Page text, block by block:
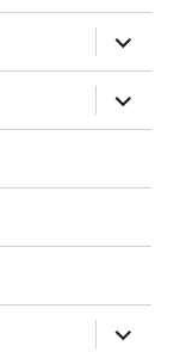
раскрыть
дочернее
меню
раскрыть
дочернее
меню
раскрыть
дочернее